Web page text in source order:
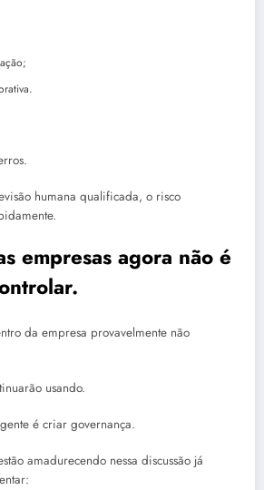
humana qualificada, o risco
empresas agora não é
da empresa provavelmente não
usando.
é criar governança.
amadurecendo nessa discussão já